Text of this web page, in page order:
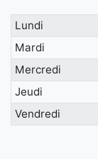
Lundi
Mardi
Mercredi
Jeudi
Vendredi